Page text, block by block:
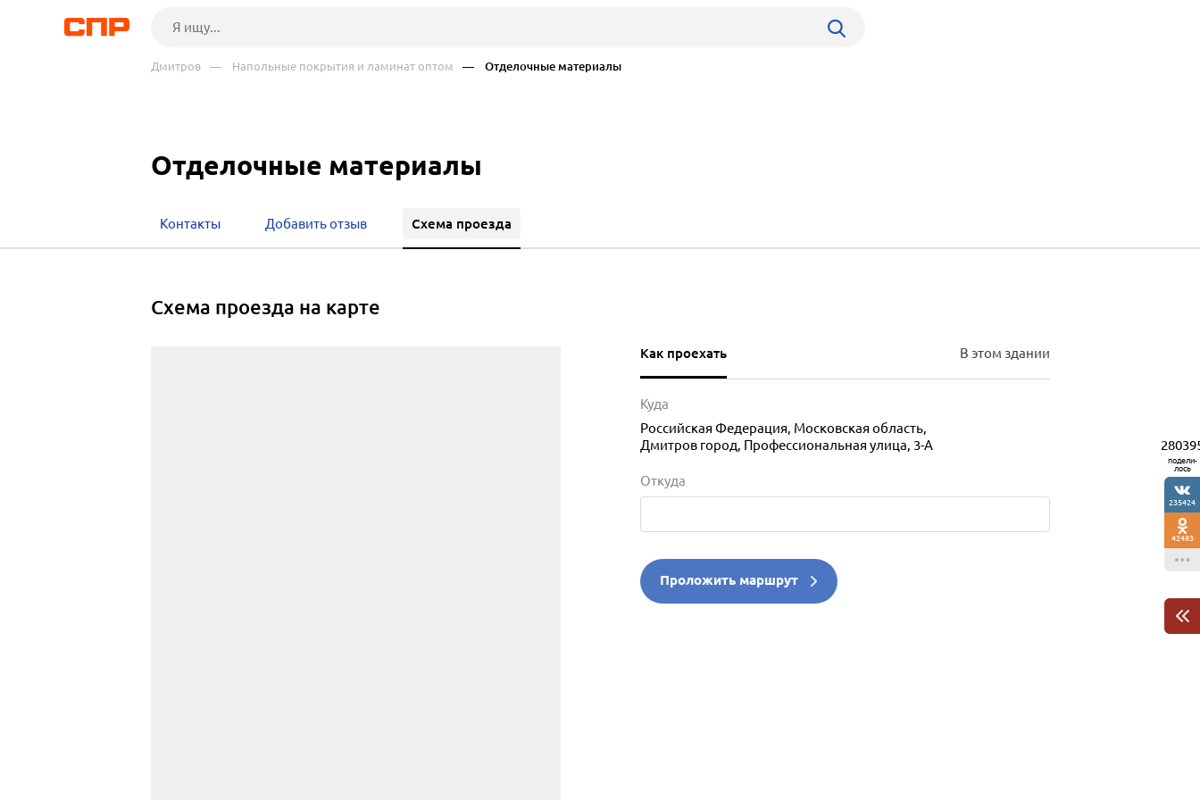
Дмитров — Напольные покрытия и ламинат оптом — Отделочные материалы
Отделочные материалы
cхема проезда на карте
Контакты Добавить отзыв Схема проезда
Как проехать В этом здании
Куда
Российская Федерация, Московская область,
Дмитров город, Профессиональная улица, 3-А
Откуда
Проложить маршрут
подели-
лось
235424
42483